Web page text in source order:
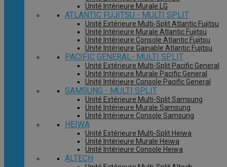
Unité Intérieure Murale LG
ATLANTIC FUJITSU - MULTI SPLIT
Unité Extérieure Multi-Split Atlantic Fujitsu
Unité Intérieure Murale Atlantic Fujitsu
Unité Intérieure Console Atlantic Fujitsu
Unité Intérieure Gainable Atlantic Fujitsu
PACIFIC GENERAL- MULTI SPLIT
Unité Extérieure Multi-Split Pacific General
Unité Intérieure Murale Pacific General
Unité Intérieure Console Pacific General
SAMSUNG - MULTI SPLIT
Unité Extérieure Multi-Split Samsung
Unité Intérieure Murale Samsung
Unité Intérieure Console Samsung
HEIWA
Unité Extérieure Multi-Split Heiwa
Unité Intérieure Murale Heiwa
Unité Intérieure Console Heiwa
ALTECH